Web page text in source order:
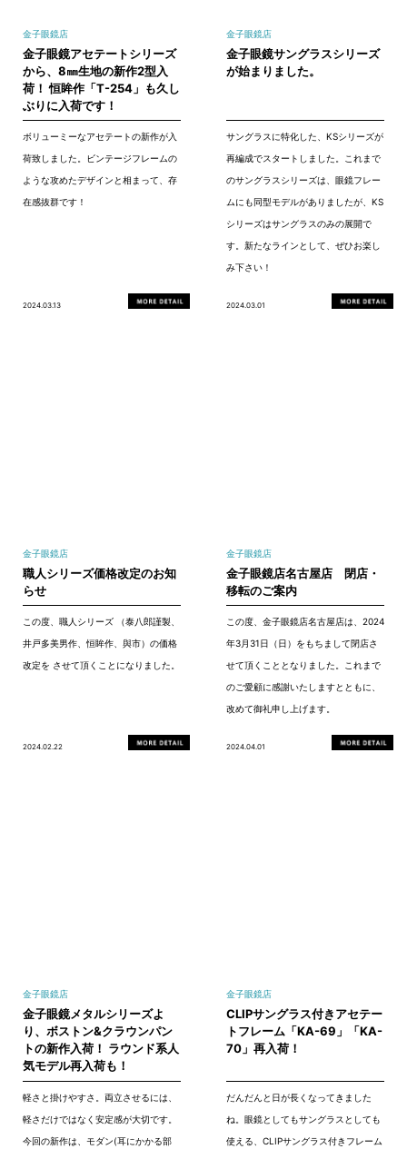
金子眼鏡店
金子眼鏡アセテートシリーズ
から、8㎜生地の新作2型入
荷！ 恒眸作「T-254」も久し
ぶりに入荷です！
ボリューミーなアセテートの新作が入
荷致しました。ビンテージフレームの
ような攻めたデザインと相まって、存
在感抜群です！
2024.03.13
金子眼鏡店
金子眼鏡サングラスシリーズ
が始まりました。
サングラスに特化した、KSシリーズが
再編成でスタートしました。これまで
のサングラスシリーズは、眼鏡フレー
ムにも同型モデルがありましたが、KS
シリーズはサングラスのみの展開で
す。新たなラインとして、ぜひお楽し
み下さい！
2024.03.01
金子眼鏡店
職人シリーズ価格改定のお知
らせ
この度、職人シリーズ （泰八郎謹製、
井戸多美男作、恒眸作、與市）の価格
改定を させて頂くことになりました。
2024.02.22
金子眼鏡店
金子眼鏡店名古屋店 閉店・
移転のご案内
この度、金子眼鏡店名古屋店は、2024
年3月31日（日）をもちまして閉店さ
せて頂くこととなりました。これまで
のご愛顧に感謝いたしますとともに、
改めて御礼申し上げます。
2024.04.01
金子眼鏡店
金子眼鏡メタルシリーズよ
り、ボストン&クラウンパン
トの新作入荷！ ラウンド系人
気モデル再入荷も！
軽さと掛けやすさ。両立させるには、
軽さだけではなく安定感が大切です。
今回の新作は、モダン(耳にかかる部
金子眼鏡店
CLIPサングラス付きアセテー
トフレーム「KA-69」「KA-
70」再入荷！
だんだんと日が長くなってきました
ね。眼鏡としてもサングラスとしても
使える、CLIPサングラス付きフレーム